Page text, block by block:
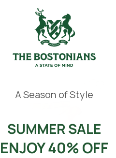
A Season of Style
SUMMER SALE
ENJOY 40% OFF